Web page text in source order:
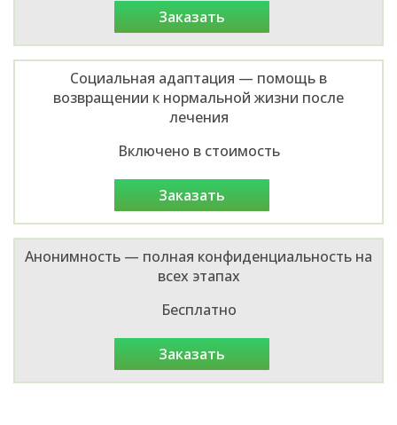
заказать
Социальная адаптация — помощь в
возвращении к нормальной жизни после
лечения
Включено в стоимость
заказать
Анонимность — полная конфиденциальность на
всех этапах
Бесплатно
заказать